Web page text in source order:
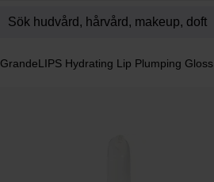
GrandeLIPS Hydrating Lip Plumping Gloss